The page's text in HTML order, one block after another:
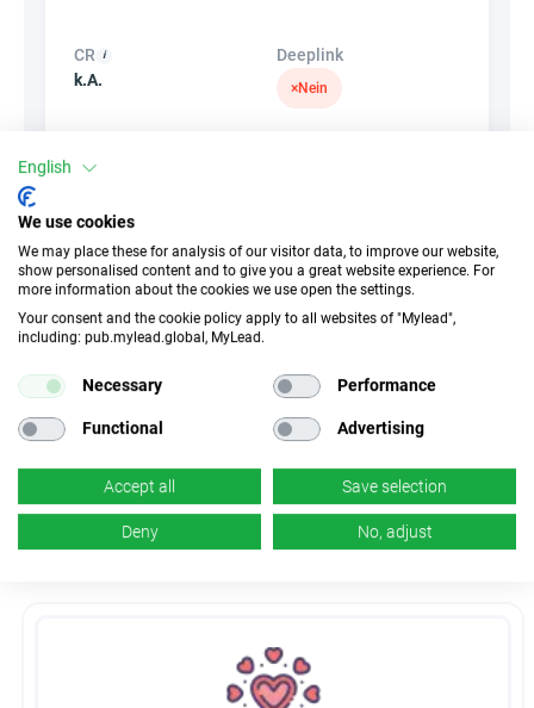
CR
k.A.
Deeplink
×Nein
Produkte
×Nein
Gutscheine und
Aktionen
× Nein
Ähnliche Kampagnen
English
We use cookies
We may place these for analysis of our visitor data, to improve our website,
show personalised content and to give you a great website experience. For
more information about the cookies we use open the settings.
Your consent and the cookie policy apply to all websites of "Mylead",
including: pub.mylead.global, MyLead.
Necessary Performance
Functional Advertising
Accept all Save selection
Deny No, adjust